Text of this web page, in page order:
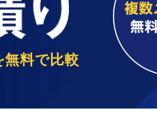
無料で比較